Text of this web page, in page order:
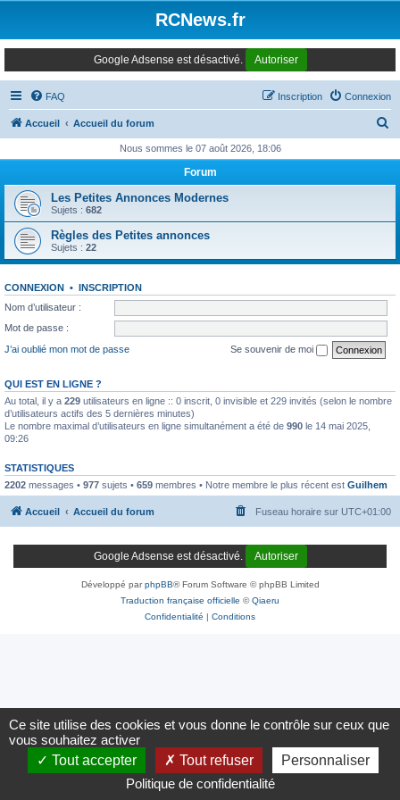
RCNews.fr
Google Adsense est désactivé. Autoriser
FAQ Connexion
Inscription
Accueil Accueil du forum
h
e
Nous sommes le 07 août 2026, 18:06
Forum
Les Petites Annonces Modernes
Sujets : 682
Règles des Petites annonces
Sujets : 22
CONNEXION • INSCRIPTION
Nom d’utilisateur :
Mot de passe :
J’ai oublié mon mot de passe
Se souvenir de moi
QUI EST EN LIGNE ?
Au total, il y a 229 utilisateurs en ligne :: 0 inscrit, 0 invisible et 229 invités (selon le nombre
d’utilisateurs actifs des 5 dernières minutes)
Le nombre maximal d’utilisateurs en ligne simultanément a été de 990 le 14 mai 2025,
09:26
STATISTIQUES
2202 messages • 977 sujets • 659 membres • Notre membre le plus récent est Guilhem
Accueil Accueil du forum Fuseau horaire sur UTC+01:00
Google Adsense est désactivé. Autoriser
Développé parphpBB® Forum Software © phpBB Limited
Traduction française officielle ©Qiaeru
Confidentialité | Conditions
Panneau de gestion des cookies
Ce site utilise des cookies et vous donne le contrôle sur ceux que
vous souhaitez activer
Tout accepter
Tout refuser
Personnaliser
Politique de confidentialité